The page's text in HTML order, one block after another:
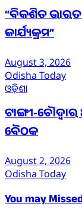
“ବିକଶିତ ଭାରତ
କାର୍ଯ୍ୟକ୍ରମ”
August 3, 2026
Odisha Today
ଓଡ଼ିଶା
ଟାଙ୍ଗୀ-
ବୈଠକ
August 2, 2026
Odisha Today
You may